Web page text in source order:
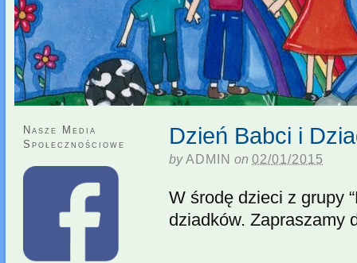
Dzień Babci i
byADMIN on 02/01/2015
W środę dzieci z grupy
dziadków. Zapraszamy
Nasze Media
Społecznościowe